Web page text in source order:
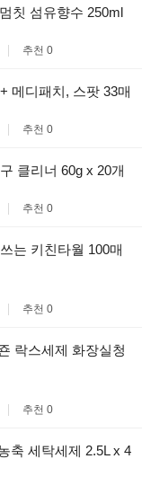
칫 섬유향수 250ml
추천 0
메디패치, 스팟 33매
추천 0
클리너 60g x 20개
추천 0
는 키친타월 100매
추천 0
락스세제 화장실청
추천 0
축 세탁세제 2.5L x 4